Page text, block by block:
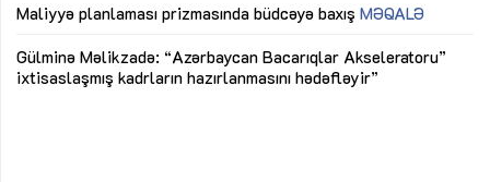
Maliyyə planlaması prizmasında büdcəyə baxış MƏQALƏ
Gülminə Məlikzadə: “Azərbaycan Bacarıqlar Akseleratoru”
ixtisaslaşmış kadrların hazırlanmasını hədəfləyir”